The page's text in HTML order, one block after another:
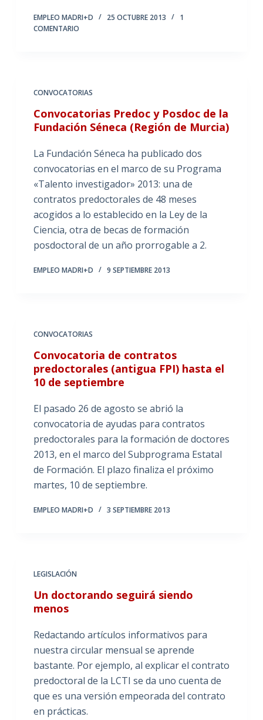
EMPLEO MADRI+D 25 OCTUBRE 2013
1
COMENTARIO
CONVOCATORIAS
Convocatorias Predoc y Posdoc de la
Fundación Séneca (Región de Murcia)
La Fundación Séneca ha publicado dos
convocatorias en el marco de su Programa
«Talento investigador» 2013: una de
contratos predoctorales de 48 meses
acogidos a lo establecido en la Ley de la
Ciencia, otra de becas de formación
posdoctoral de un año prorrogable a 2.
EMPLEO MADRI+D 9 SEPTIEMBRE 2013
CONVOCATORIAS
Convocatoria de contratos
predoctorales (antigua FPI) hasta el
10 de septiembre
El pasado 26 de agosto se abrió la
convocatoria de ayudas para contratos
predoctorales para la formación de doctores
2013, en el marco del Subprograma Estatal
de Formación. El plazo finaliza el próximo
martes, 10 de septiembre.
EMPLEO MADRI+D 3 SEPTIEMBRE 2013
LEGISLACIÓN
Un doctorando seguirá siendo
menos
Redactando artículos informativos para
nuestra circular mensual se aprende
bastante. Por ejemplo, al explicar el contrato
predoctoral de la LCTI se da uno cuenta de
que es una versión empeorada del contrato
en prácticas.